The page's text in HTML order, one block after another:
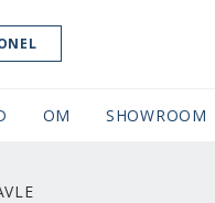
OM SHOWROOM